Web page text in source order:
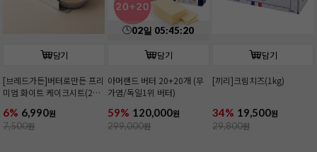
담기
[브레드가든]버터로만든 프리
미엄 화이트 케이크시트(2호/
6% 6,990원
7,500원
02일 05:45:18
담기
아머랜드 버터 20+20개 (무
가염/독일1위 버터)
59% 120,000원
299,000원
담기
[끼리]크림치즈(1kg)
34% 19,500원
29,800원